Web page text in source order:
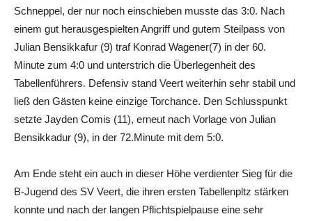
Schneppel, der nur noch einschieben musste das 3:0. Nach
einem gut herausgespielten Angriff und gutem Steilpass von
Julian Bensikkafur (9) traf Konrad Wagener(7) in der 60.
Minute zum 4:0 und unterstrich die Überlegenheit des
Tabellenführers. Defensiv stand Veert weiterhin sehr stabil und
ließ den Gästen keine einzige Torchance. Den Schlusspunkt
setzte Jayden Comis (11), erneut nach Vorlage von Julian
Bensikkadur (9), in der 72.Minute mit dem 5:0.
Am Ende steht ein auch in dieser Höhe verdienter Sieg für die
B-Jugend des SV Veert, die ihren ersten Tabellenpltz stärken
konnte und nach der langen Pflichtspielpause eine sehr